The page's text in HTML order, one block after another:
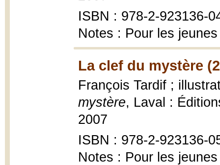
ISBN : 978-2-923136-
Notes : Pour les jeunes
La clef du mystère
François Tardif ;
mystère, Laval :
2007
ISBN : 978-2-923136-
Notes : Pour les jeunes